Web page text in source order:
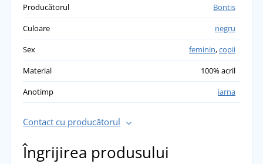
Producătorul
Bontis
Culoare
negru
Sex
feminin,copii
Material
100% acril
Anotimp
iarna
Contact cu producătorul
Îngrijirea produsului